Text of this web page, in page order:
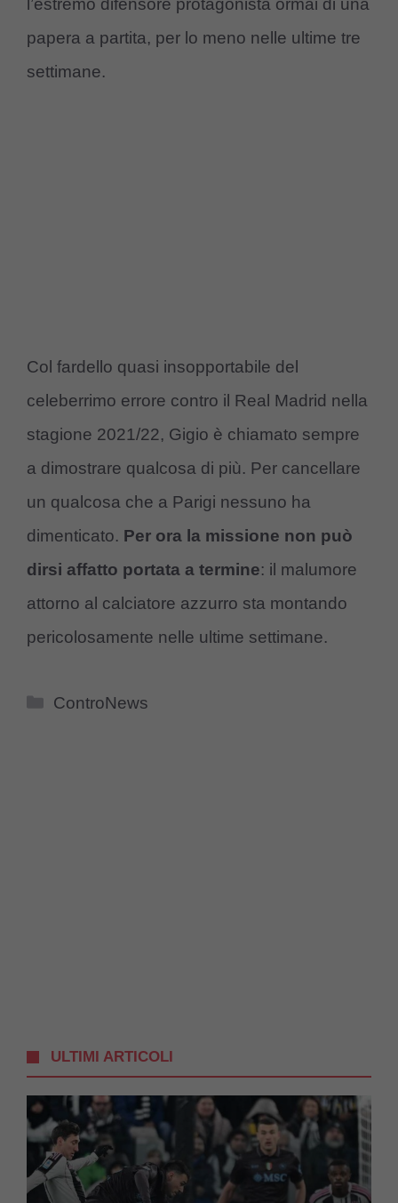
l’estremo difensore protagonista ormai di una
papera a partita, per lo meno nelle ultime tre
settimane.
Col fardello quasi insopportabile del
celeberrimo errore contro il Real Madrid nella
stagione 2021/22, Gigio è chiamato sempre
a dimostrare qualcosa di più. Per cancellare
un qualcosa che a Parigi nessuno ha
dimenticato. Per ora la missione non può
dirsi affatto portata a termine: il malumore
attorno al calciatore azzurro sta montando
pericolosamente nelle ultime settimane.
Categorie
ControNews
ULTIMI ARTICOLI